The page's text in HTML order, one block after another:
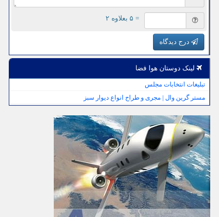
= ۵ بعلاوه ۲
درج دیدگاه
لینک دوستان هوا فضا
تبلیغات انتخابات مجلس
مستر گرین وال | مجری و طراح انواع دیوار سبز